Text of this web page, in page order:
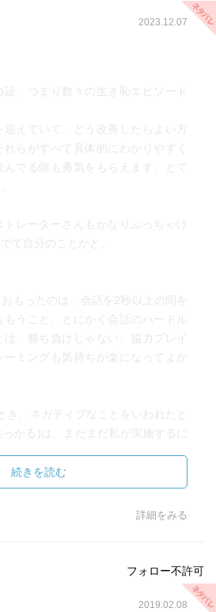
2023.12.07
、つまり数々の生き恥エピソード
えていて、どう改善したらよい方
らがすべて具体的にわかりやすく
でる側も勇気をもらえます。とて
レーターさんもかなりぶっちゃけ
て自分のことかと。
もったのは、会話を2秒以上の間を
もうこと。とにかく会話のハードル
は、勝ち負けじゃない、協力プレイ
ーミングも気持ちが楽になってよか
き、ネガティブなことをいわれたと
かる)は、まだまだ私が実施するに
から、いじられる機会が何回かあっ
『仲間入りの儀式』だったのかな
要な気のおけない友人たちはいる
のため、その時言われてることに
が追い付かなかったり等で、つい
続きを読む
詳細をみる
フォロー不許可
2019.02.08